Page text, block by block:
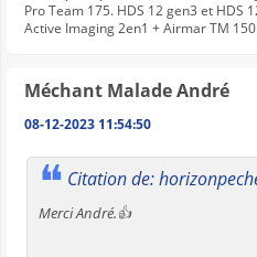
Pro Team 175. HDS 12 gen3 et HDS
Active Imaging 2en1 + Airmar TM
Méchant Malade André
08-12-2023 11:54:50
Citation de:
Merci André.👍